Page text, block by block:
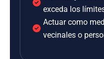
exceda los
Actuar como
vecinales o